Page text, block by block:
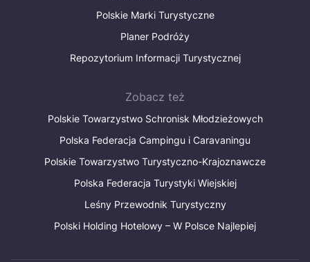
Polskie Marki Turystyczne
Planer Podróży
Repozytorium Informacji Turystycznej
Zobacz też
Polskie Towarzystwo Schronisk Młodzieżowych
Polska Federacja Campingu i Caravaningu
Polskie Towarzystwo Turystyczno-Krajoznawcze
Polska Federacja Turystyki Wiejskiej
Leśny Przewodnik Turystyczny
Polski Holding Hotelowy – W Polsce Najlepiej